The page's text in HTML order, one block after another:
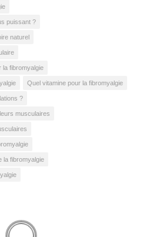
puissant ?
naturel
la fibromyalgie
Quel vitamine pour la fibromyalgie
?
musculaires
la fibromyalgie